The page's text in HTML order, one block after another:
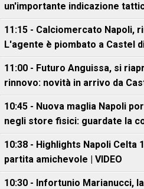
un'importante indicazione
11:15 - Calciomercato Napoli,
L'agente è piombato a Castel
11:00 - Futuro Anguissa, si
rinnovo: novità in arrivo da
10:45 - Nuova maglia Napoli
negli store fisici: guardate la
10:38 - Highlights Napoli Celta
partita amichevole | VIDEO
10:30 - Infortunio Marianucci,